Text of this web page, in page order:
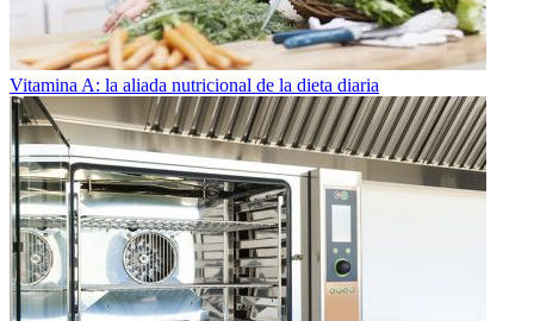
Vitamina A: la aliada nutricional de la dieta diaria